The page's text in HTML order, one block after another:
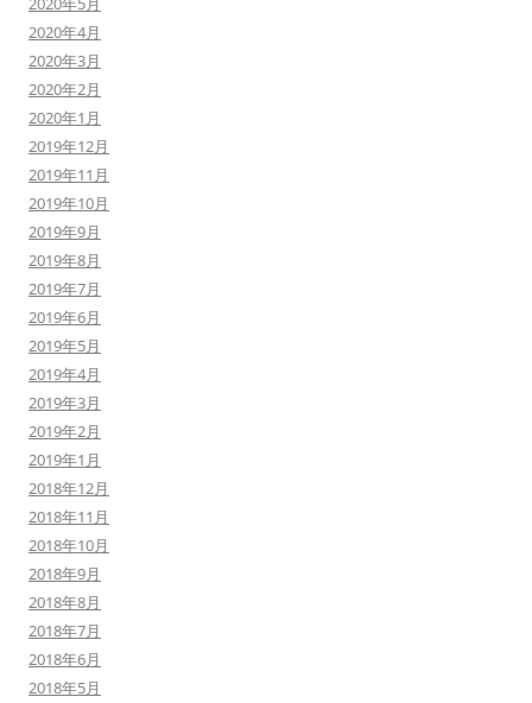
2020年4月
2020年3月
2020年2月
2020年1月
2019年12月
2019年11月
2019年10月
2019年9月
2019年8月
2019年7月
2019年6月
2019年5月
2019年4月
2019年3月
2019年2月
2019年1月
2018年12月
2018年11月
2018年10月
2018年9月
2018年8月
2018年7月
2018年6月
2018年5月